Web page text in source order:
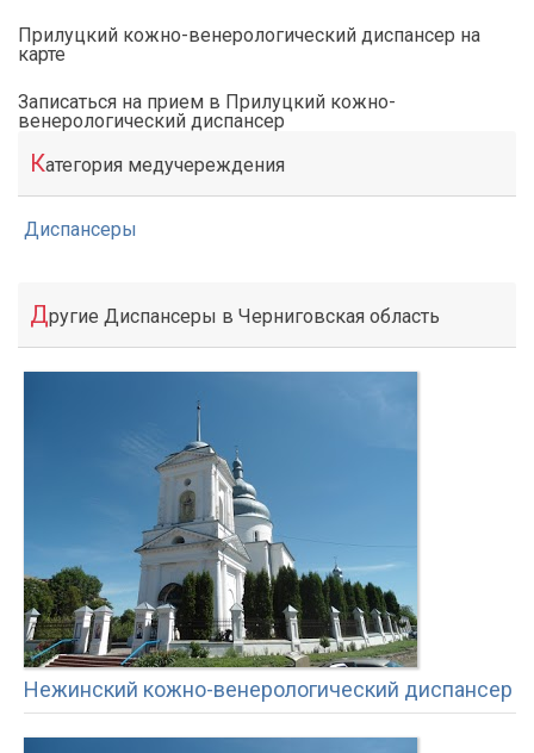
Прилуцкий кожно-венерологический диспансер на
карте
Записаться на прием в Прилуцкий кожно-
венерологический диспансер
Категория медучереждения
Диспансеры
Другие Диспансеры в Черниговская область
Нежинский кожно-венерологический диспансер